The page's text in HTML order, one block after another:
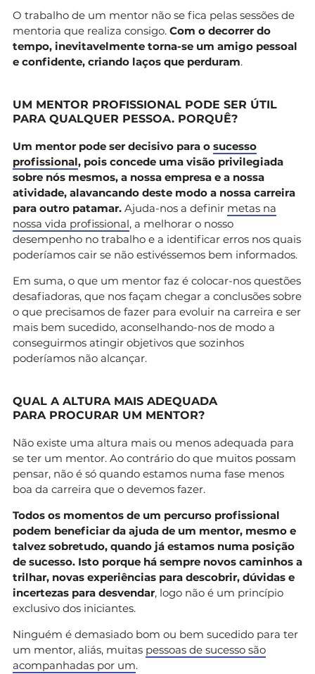
O trabalho de um mentor não se fica pelas sessões de
mentoria que realiza consigo. Com o decorrer do
tempo, inevitavelmente torna-se um amigo pessoal
e confidente, criando laços que perduram.
UM MENTOR PROFISSIONAL PODE SER ÚTIL
PARA QUALQUER PESSOA. PORQUÊ?
Um mentor pode ser decisivo para o sucesso
profissional, pois concede uma visão privilegiada
sobre nós mesmos, a nossa empresa e a nossa
atividade, alavancando deste modo a nossa carreira
para outro patamar. Ajuda-nos a definir metas na
nossa vida profissional, a melhorar o nosso
desempenho no trabalho e a identificar erros nos quais
poderíamos cair se não estivéssemos bem informados.
Em suma, o que um mentor faz é colocar-nos questões
desafiadoras, que nos façam chegar a conclusões sobre
o que precisamos de fazer para evoluir na carreira e ser
mais bem sucedido, aconselhando-nos de modo a
conseguirmos atingir objetivos que sozinhos
poderíamos não alcançar.
QUAL A ALTURA MAIS ADEQUADA
PARA PROCURAR UM MENTOR?
Não existe uma altura mais ou menos adequada para
se ter um mentor. Ao contrário do que muitos possam
pensar, não é só quando estamos numa fase menos
boa da carreira que o devemos fazer.
Todos os momentos de um percurso profissional
podem beneficiar da ajuda de um mentor, mesmo e
talvez sobretudo, quando já estamos numa posição
de sucesso. Isto porque há sempre novos caminhos a
trilhar, novas experiências para descobrir, dúvidas e
incertezas para desvendar, logo não é um princípio
exclusivo dos iniciantes.
Ninguém é demasiado bom ou bem sucedido para ter
um mentor, aliás, muitas pessoas de sucesso são
acompanhadas por um.